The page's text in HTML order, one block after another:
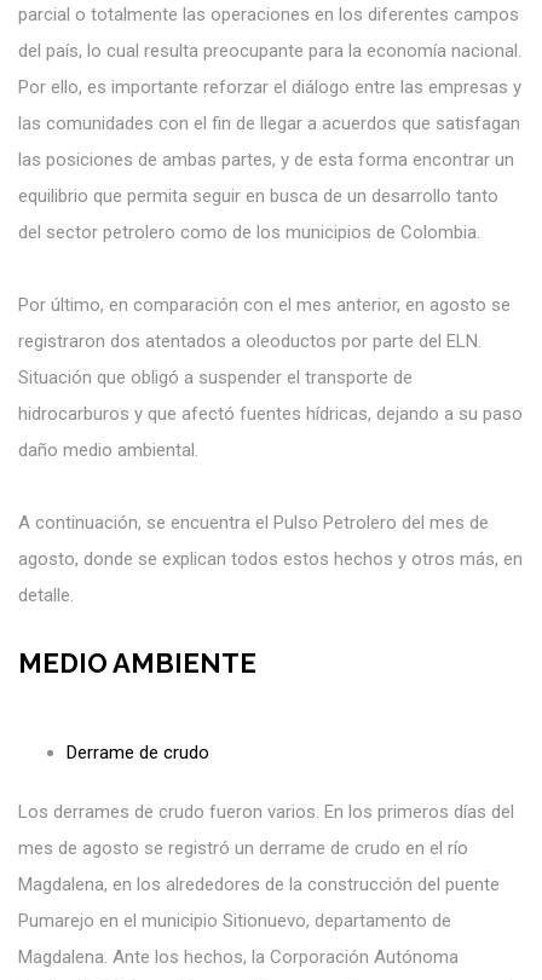
parcial o totalmente las operaciones en los diferentes campos
del país, lo cual resulta preocupante para la economía nacional.
Por ello, es importante reforzar el diálogo entre las empresas y
las comunidades con el fin de llegar a acuerdos que satisfagan
las posiciones de ambas partes, y de esta forma encontrar un
equilibrio que permita seguir en busca de un desarrollo tanto
del sector petrolero como de los municipios de Colombia.
Por último, en comparación con el mes anterior, en agosto se
registraron dos atentados a oleoductos por parte del ELN.
Situación que obligó a suspender el transporte de
hidrocarburos y que afectó fuentes hídricas, dejando a su paso
daño medio ambiental.
A continuación, se encuentra el Pulso Petrolero del mes de
agosto, donde se explican todos estos hechos y otros más, en
detalle.
MEDIO AMBIENTE
Derrame de crudo
Los derrames de crudo fueron varios. En los primeros días del
mes de agosto se registró un derrame de crudo en el río
Magdalena, en los alrededores de la construcción del puente
Pumarejo en el municipio Sitionuevo, departamento de
Magdalena. Ante los hechos, la Corporación Autónoma